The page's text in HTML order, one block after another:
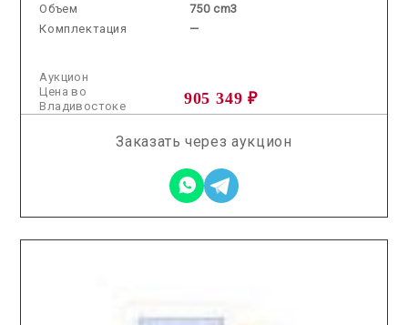
Объем
750 cm3
Комплектация
—
Аукцион
905 349 ₽
Цена во
Владивостоке
Заказать через аукцион